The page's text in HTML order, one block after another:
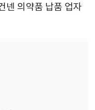
넨 의약품 납품 업자